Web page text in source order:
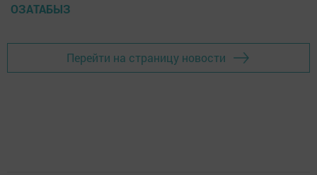
ОЗАТАБЫЗ
Перейти на страницу новости